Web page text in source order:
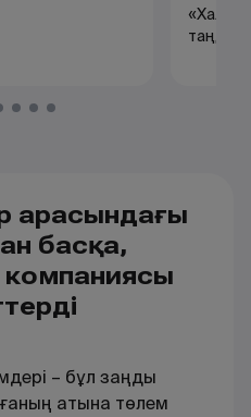
арасындағы
басқа,
компаниясы
– бұл заңды
атына төлем